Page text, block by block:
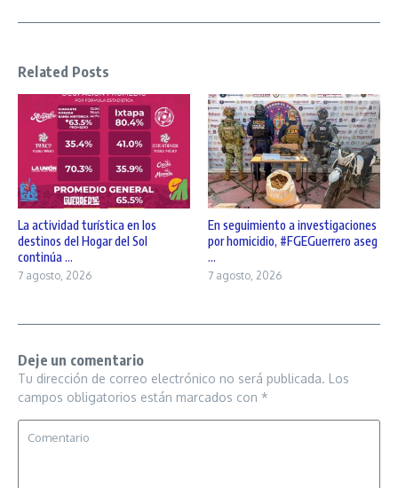
Related Posts
La actividad turística en los
destinos del Hogar del Sol
continúa ...
7 agosto, 2026
En seguimiento a investigaciones
por homicidio, #FGEGuerrero aseg
...
7 agosto, 2026
Deje un comentario
Tu dirección de correo electrónico no será publicada. Los
campos obligatorios están marcados con *